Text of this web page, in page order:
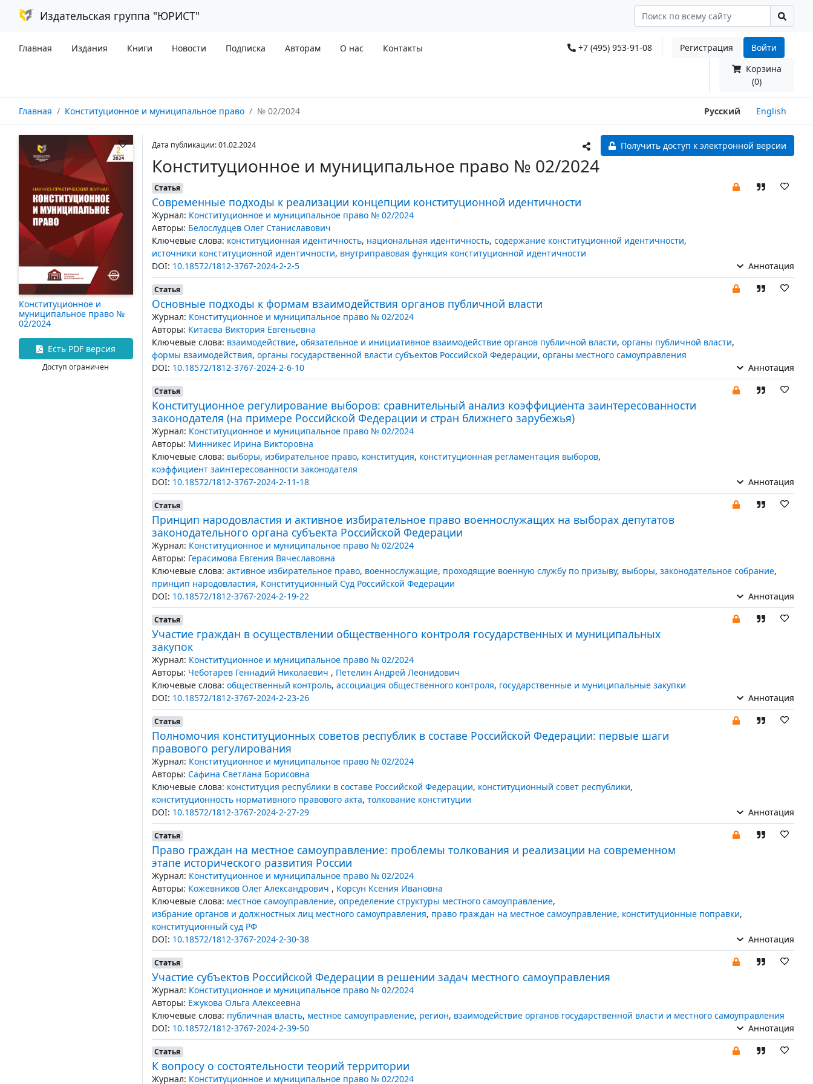
Издательская группа "ЮРИСТ"
Главная Издания Книги Новости Подписка Авторам О нас Контакты +7 (495) 953-91-08 Регистрация
Войти
Корзина
(0)
Главная Конституционное и муниципальное право № 02/2024 Русский English
Конституционное и
муниципальное право №
02/2024
Есть PDF версия
Доступ ограничен
Дата публикации: 01.02.2024 Получить доступ к электронной версии
Конституционное и муниципальное право № 02/2024
Статья
Современные подходы к реализации концепции конституционной идентичности
Журнал: Конституционное и муниципальное право № 02/2024
Авторы: Белослудцев Олег Станиславович
Ключевые слова: конституционная идентичность, национальная идентичность, содержание конституционной идентичности,
источники конституционной идентичности, внутриправовая функция конституционной идентичности
DOI: 10.18572/1812-3767-2024-2-2-5 Аннотация
Статья
Основные подходы к формам взаимодействия органов публичной власти
Журнал: Конституционное и муниципальное право № 02/2024
Авторы: Китаева Виктория Евгеньевна
Ключевые слова: взаимодействие, обязательное и инициативное взаимодействие органов публичной власти, органы публичной власти,
формы взаимодействия, органы государственной власти субъектов Российской Федерации, органы местного самоуправления
DOI: 10.18572/1812-3767-2024-2-6-10 Аннотация
Статья
Конституционное регулирование выборов: сравнительный анализ коэффициента заинтересованности
законодателя (на примере Российской Федерации и стран ближнего зарубежья)
Журнал: Конституционное и муниципальное право № 02/2024
Авторы: Минникес Ирина Викторовна
Ключевые слова: выборы, избирательное право, конституция, конституционная регламентация выборов,
коэффициент заинтересованности законодателя
DOI: 10.18572/1812-3767-2024-2-11-18 Аннотация
Статья
Принцип народовластия и активное избирательное право военнослужащих на выборах депутатов
законодательного органа субъекта Российской Федерации
Журнал: Конституционное и муниципальное право № 02/2024
Авторы: Герасимова Евгения Вячеславовна
Ключевые слова: активное избирательное право, военнослужащие, проходящие военную службу по призыву, выборы, законодательное собрание,
принцип народовластия, Конституционный Суд Российской Федерации
DOI: 10.18572/1812-3767-2024-2-19-22 Аннотация
Статья
Участие граждан в осуществлении общественного контроля государственных и муниципальных
закупок
Журнал: Конституционное и муниципальное право № 02/2024
Авторы: Чеботарев Геннадий Николаевич , Петелин Андрей Леонидович
Ключевые слова: общественный контроль, ассоциация общественного контроля, государственные и муниципальные закупки
DOI: 10.18572/1812-3767-2024-2-23-26 Аннотация
Статья
Полномочия конституционных советов республик в составе Российской Федерации: первые шаги
правового регулирования
Журнал: Конституционное и муниципальное право № 02/2024
Авторы: Сафина Светлана Борисовна
Ключевые слова: конституция республики в составе Российской Федерации, конституционный совет республики,
конституционность нормативного правового акта, толкование конституции
DOI: 10.18572/1812-3767-2024-2-27-29 Аннотация
Статья
Право граждан на местное самоуправление: проблемы толкования и реализации на современном
этапе исторического развития России
Журнал: Конституционное и муниципальное право № 02/2024
Авторы: Кожевников Олег Александрович , Корсун Ксения Ивановна
Ключевые слова: местное самоуправление, определение структуры местного самоуправление,
избрание органов и должностных лиц местного самоуправления, право граждан на местное самоуправление, конституционные поправки,
конституционный суд РФ
DOI: 10.18572/1812-3767-2024-2-30-38 Аннотация
Статья
Участие субъектов Российской Федерации в решении задач местного самоуправления
Журнал: Конституционное и муниципальное право № 02/2024
Авторы: Ежукова Ольга Алексеевна
Ключевые слова: публичная власть, местное самоуправление, регион, взаимодействие органов государственной власти и местного самоуправления
DOI: 10.18572/1812-3767-2024-2-39-50 Аннотация
Статья
К вопросу о состоятельности теорий территории
Журнал: Конституционное и муниципальное право № 02/2024